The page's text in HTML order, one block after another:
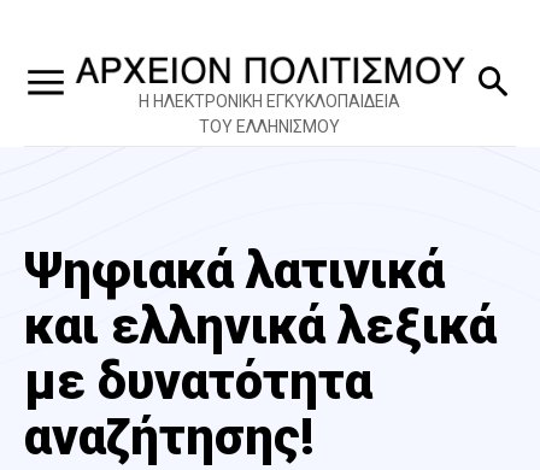
Η ΗΛΕΚΤΡΟΝΙΚΗ ΕΓΚΥΚΛΟΠΑΙΔΕΙΑ
ΤΟΥ ΕΛΛΗΝΙΣΜΟΥ
Ψηφιακά λατινικά
και ελληνικά λεξικά
με δυνατότητα
αναζήτησης!